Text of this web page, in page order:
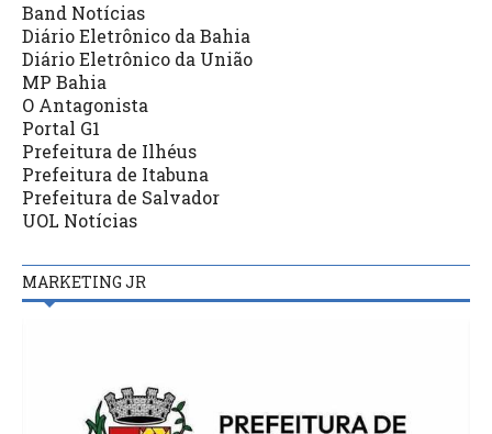
Band Notícias
Diário Eletrônico da Bahia
Diário Eletrônico da União
MP Bahia
O Antagonista
Portal G1
Prefeitura de Ilhéus
Prefeitura de Itabuna
Prefeitura de Salvador
UOL Notícias
MARKETING JR